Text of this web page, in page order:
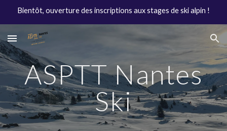
Bientôt, ouverture des inscriptions aux stages de ski alpin !
ASPTT Nantes
Ski